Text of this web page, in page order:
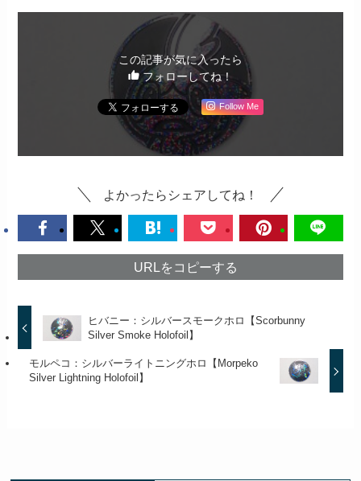
この記事が気に入ったら
フォローしてね！
Follow Me
よかったらシェアしてね！
URLをコピーする
ヒバニー：シルバースモークホロ【Scorbunny
Silver Smoke Holofoil】
モルペコ：シルバーライトニングホロ【Morpeko
Silver Lightning Holofoil】